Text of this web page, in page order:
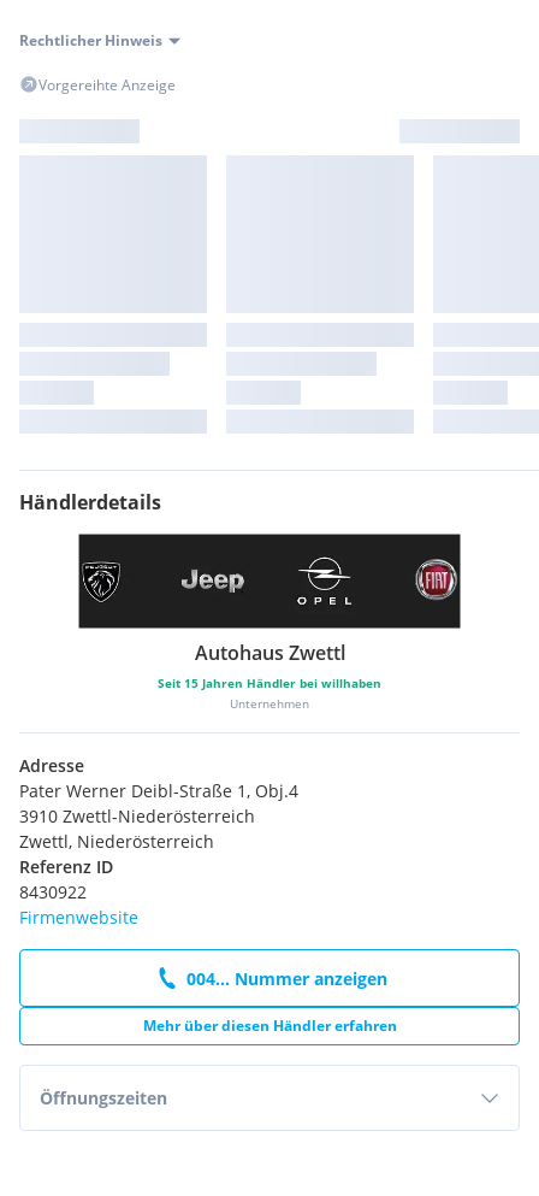
Rechtlicher Hinweis
Vorgereihte Anzeige
Händlerdetails
Autohaus Zwettl
Seit 15 Jahren Händler bei willhaben
Unternehmen
Adresse
Pater Werner Deibl-Straße 1, Obj.4
3910 Zwettl-Niederösterreich
Zwettl, Niederösterreich
Referenz ID
8430922
Firmenwebsite
004... Nummer anzeigen
Mehr über diesen Händler erfahren
Öffnungszeiten